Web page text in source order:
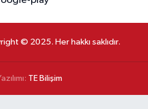
© 2025. Her hakkı saklıdır.
TE Bilişim